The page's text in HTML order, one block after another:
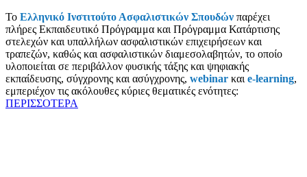
Το Ελληνικό Ινστιτούτο Ασφαλιστικών Σπουδών παρέχει
πλήρες Εκπαιδευτικό Πρόγραμμα και Πρόγραμμα Κατάρτισης
στελεχών και υπαλλήλων ασφαλιστικών επιχειρήσεων και
τραπεζών, καθώς και ασφαλιστικών διαμεσολαβητών, το οποίο
υλοποιείται σε περιβάλλον φυσικής τάξης και ψηφιακής
εκπαίδευσης, σύγχρονης και ασύγχρονης, webinar και e-learning,
εμπεριέχον τις ακόλουθες κύριες θεματικές ενότητες:
ΠΕΡΙΣΣΟΤΕΡΑ